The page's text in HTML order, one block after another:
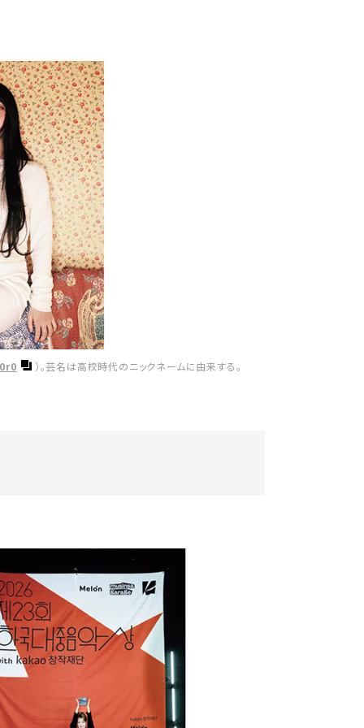
）。芸名は高校時代のニックネームに由来する。